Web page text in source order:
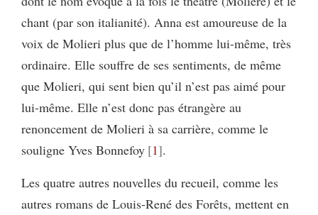
chant (par son italianité). Anna est amoureuse de la
voix de Molieri plus que de l’homme lui-même, très
ordinaire. Elle souffre de ses sentiments, de même
que Molieri, qui sent bien qu’il n’est pas aimé pour
lui-même. Elle n’est donc pas étrangère au
renoncement de Molieri à sa carrière, comme le
souligne Yves Bonnefoy 1 .
Les quatre autres nouvelles du recueil, comme les
autres romans de Louis-René des Forêts, mettent en